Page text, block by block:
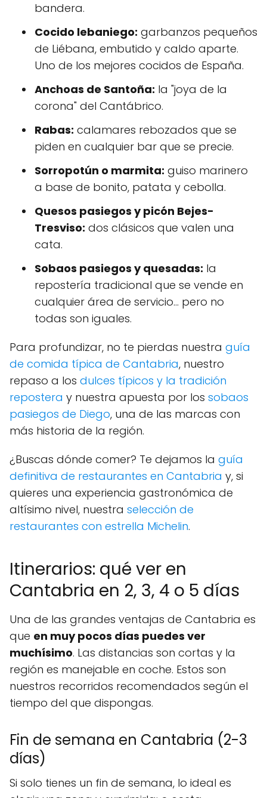
bandera.
Cocido lebaniego: garbanzos pequeños
de Liébana, embutido y caldo aparte.
Uno de los mejores cocidos de España.
Anchoas de Santoña: la "joya de la
corona" del Cantábrico.
Rabas: calamares rebozados que se
piden en cualquier bar que se precie.
Sorropotún o marmita: guiso marinero
a base de bonito, patata y cebolla.
Quesos pasiegos y picón Bejes-
Tresviso: dos clásicos que valen una
cata.
Sobaos pasiegos y quesadas: la
repostería tradicional que se vende en
cualquier área de servicio… pero no
todas son iguales.
Para profundizar, no te pierdas nuestra guía
de comida típica de Cantabria, nuestro
repaso a los dulces típicos y la tradición
repostera y nuestra apuesta por los sobaos
pasiegos de Diego, una de las marcas con
más historia de la región.
¿Buscas dónde comer? Te dejamos la guía
definitiva de restaurantes en Cantabria y, si
quieres una experiencia gastronómica de
altísimo nivel, nuestra selección de
restaurantes con estrella Michelin.
Itinerarios: qué ver en
Cantabria en 2, 3, 4 o 5 días
Una de las grandes ventajas de Cantabria es
que en muy pocos días puedes ver
muchísimo. Las distancias son cortas y la
región es manejable en coche. Estos son
nuestros recorridos recomendados según el
tiempo del que dispongas.
Fin de semana en Cantabria (2-3
días)
Si solo tienes un fin de semana, lo ideal es